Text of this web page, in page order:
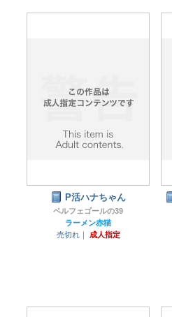
P活ハナちゃん
ベルフェゴールの39
ラーメン赤猫
売切れ｜
成人指定